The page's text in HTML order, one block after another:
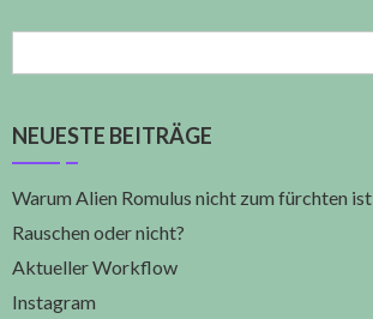
NEUESTE BEITRÄGE
Warum Alien Romulus nicht zum fürchten ist
Rauschen oder nicht?
Aktueller Workflow
Instagram